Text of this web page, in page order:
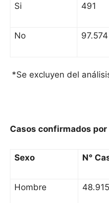
Si 491
No 97.574
*Se excluyen del
Casos confirmados por
Sexo N°
Hombre 48.915